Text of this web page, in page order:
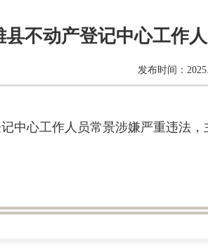
县不动产登记中心工作
发布时间：
中心工作人员常景涉嫌严重违法